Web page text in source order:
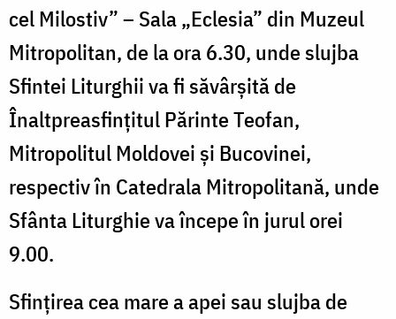
cel Milostiv” – Sala „Eclesia” din Muzeul
Mitropolitan, de la ora 6.30, unde slujba
Sfintei Liturghii va fi săvârşită de
Înaltpreasfinţitul Părinte Teofan,
Mitropolitul Moldovei şi Bucovinei,
respectiv în Catedrala Mitropolitană, unde
Sfânta Liturghie va începe în jurul orei
9.00.
Sfințirea cea mare a apei sau slujba de